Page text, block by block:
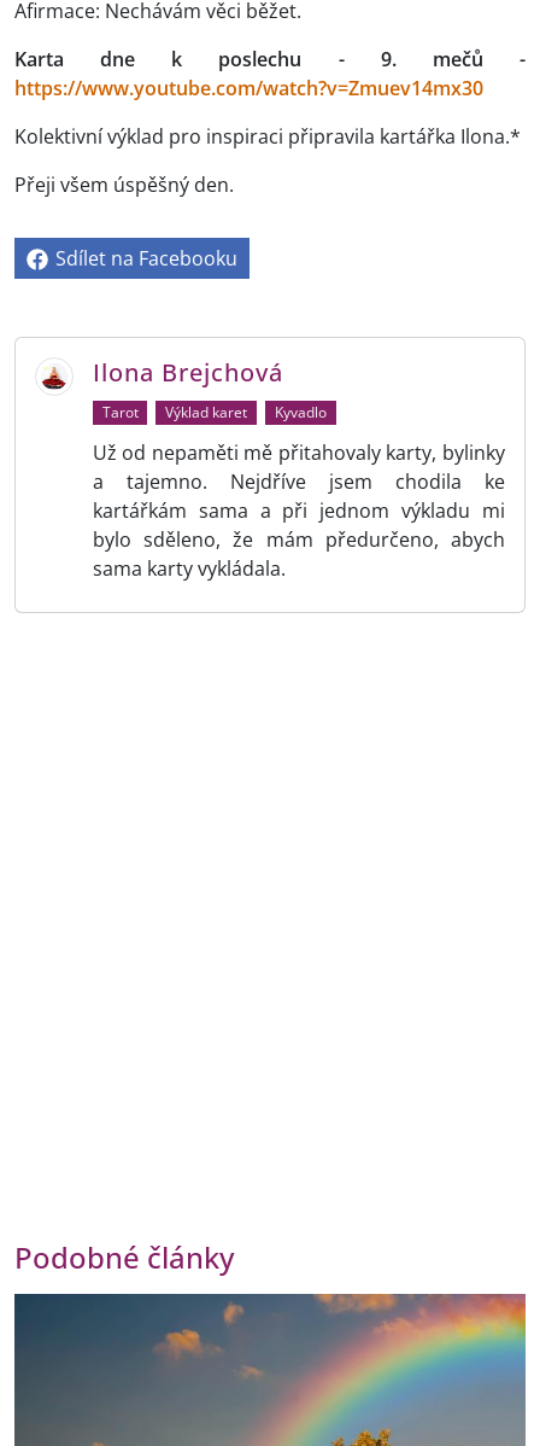
Afirmace: Nechávám věci běžet.
Karta dne k poslechu - 9. mečů -
https://www.youtube.com/watch?v=Zmuev14mx30
Kolektivní výklad pro inspiraci připravila kartářka Ilona.*
Přeji všem úspěšný den.
Sdílet na Facebooku
Ilona Brejchová
Tarot Výklad karet Kyvadlo
Už od nepaměti mě přitahovaly karty, bylinky
a tajemno. Nejdříve jsem chodila ke
kartářkám sama a při jednom výkladu mi
bylo sděleno, že mám předurčeno, abych
sama karty vykládala.
Podobné články